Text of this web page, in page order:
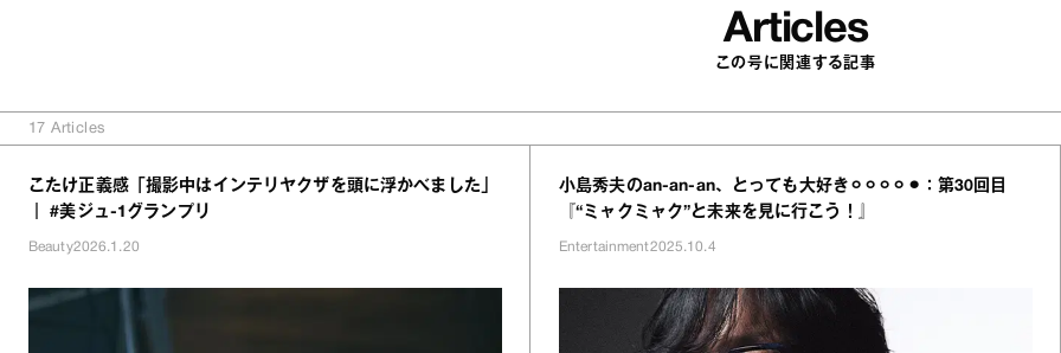
Articles
この号に関連する記事
17 Articles
こたけ正義感「撮影中はインテリヤクザを頭に浮かべました」
｜ #美ジュ-1グランプリ
Beauty2026.1.20
小島秀夫のan‐an‐an、とっても大好き⚪︎⚪︎⚪︎⚪︎⚫︎：第30回目
『“ミャクミャク”と未来を見に行こう！』
Entertainment2025.10.4